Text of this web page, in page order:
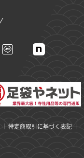
特定商取引に基づく表記